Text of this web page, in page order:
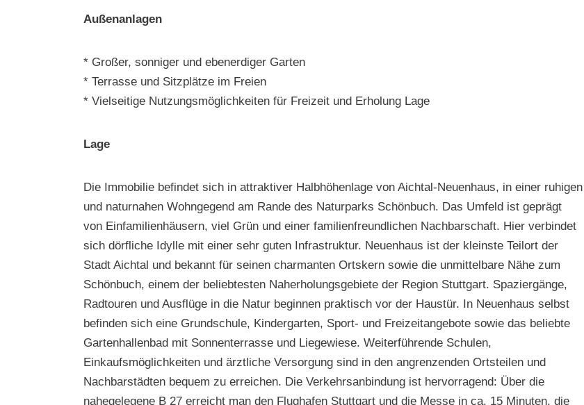
Außenanlagen
* Großer, sonniger und ebenerdiger Garten
* Terrasse und Sitzplätze im Freien
* Vielseitige Nutzungsmöglichkeiten für Freizeit und Erholung Lage
Lage
Die Immobilie befindet sich in attraktiver Halbhöhenlage von Aichtal-Neuenhaus, in einer ruhigen
und naturnahen Wohngegend am Rande des Naturparks Schönbuch. Das Umfeld ist geprägt
von Einfamilienhäusern, viel Grün und einer familienfreundlichen Nachbarschaft. Hier verbindet
sich dörfliche Idylle mit einer sehr guten Infrastruktur. Neuenhaus ist der kleinste Teilort der
Stadt Aichtal und bekannt für seinen charmanten Ortskern sowie die unmittelbare Nähe zum
Schönbuch, einem der beliebtesten Naherholungsgebiete der Region Stuttgart. Spaziergänge,
Radtouren und Ausflüge in die Natur beginnen praktisch vor der Haustür. In Neuenhaus selbst
befinden sich eine Grundschule, Kindergarten, Sport- und Freizeitangebote sowie das beliebte
Gartenhallenbad mit Sonnenterrasse und Liegewiese. Weiterführende Schulen,
Einkaufsmöglichkeiten und ärztliche Versorgung sind in den angrenzenden Ortsteilen und
Nachbarstädten bequem zu erreichen. Die Verkehrsanbindung ist hervorragend: Über die
nahegelegene B 27 erreicht man den Flughafen Stuttgart und die Messe in ca. 15 Minuten, die